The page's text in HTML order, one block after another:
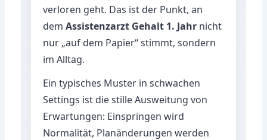
verloren geht. Das ist der Punkt, an
demAssistenzarzt Gehalt 1. Jahr nicht
nur „auf dem Papier“ stimmt, sondern
im Alltag.
Ein typisches Muster in schwachen
Settings ist die stille Ausweitung von
Erwartungen: Einspringen wird
Normalität, Planänderungen werden